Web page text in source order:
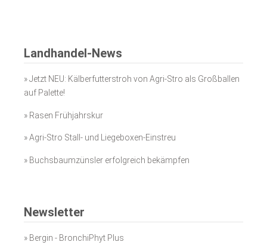
Landhandel-News
»Jetzt NEU: Kälberfutterstroh von Agri-Stro als Großballen
auf Palette!
» Rasen Frühjahrskur
»Agri-Stro Stall- und Liegeboxen-Einstreu
» Buchsbaumzünsler erfolgreich bekämpfen
Newsletter
» Bergin - BronchiPhyt Plus